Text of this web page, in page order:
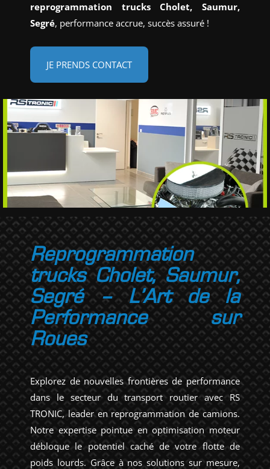
reprogrammation trucks Cholet, Saumur,
Segré, performance accrue, succès assuré !
JE PRENDS CONTACT
Reprogrammation
trucks Cholet, Saumur,
Segré – L’Art de la
Performance sur
Roues
Explorez de nouvelles frontières de performance
dans le secteur du transport routier avec RS
TRONIC, leader en reprogrammation de camions.
Notre expertise pointue en optimisation moteur
débloque le potentiel caché de votre flotte de
poids lourds. Grâce à nos solutions sur mesure,